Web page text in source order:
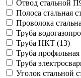
Отвод стальной
Полоса стальная
Проволока
Труба
Труба НКТ (13)
Труба
Труба
Уголок стальной